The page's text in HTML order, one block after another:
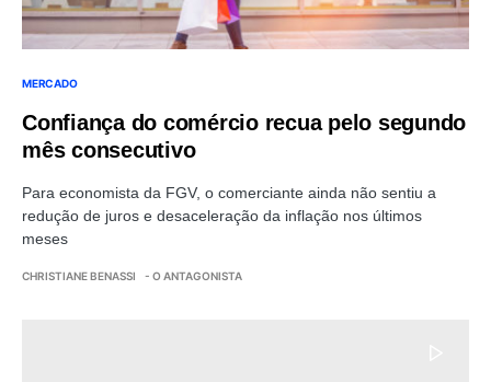
MERCADO
Confiança do comércio recua pelo segundo
mês consecutivo
Para economista da FGV, o comerciante ainda não sentiu a
redução de juros e desaceleração da inflação nos últimos
meses
CHRISTIANE BENASSI - O ANTAGONISTA